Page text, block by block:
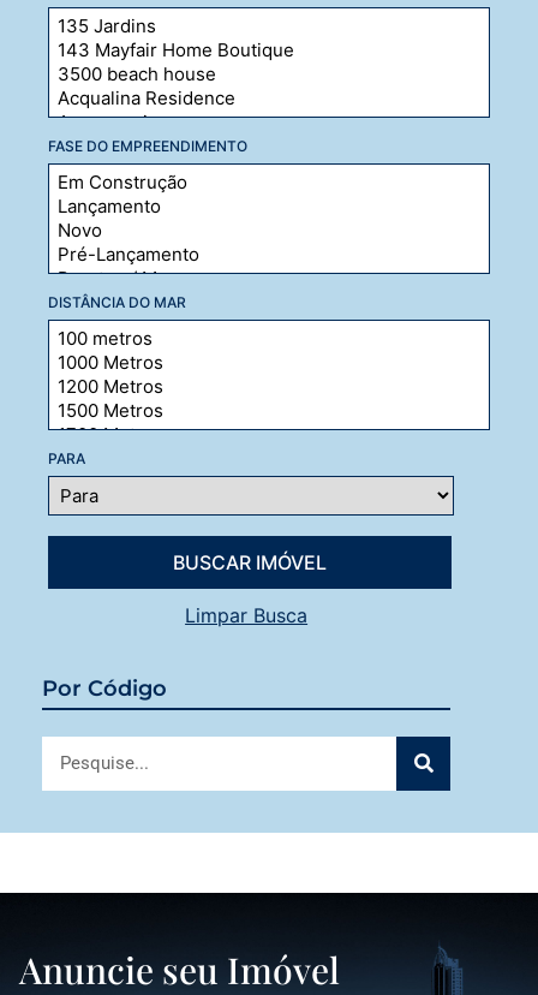
FASE DO EMPREENDIMENTO
DISTÂNCIA DO MAR
PARA
Limpar Busca
Por Código
Anuncie seu Imóvel